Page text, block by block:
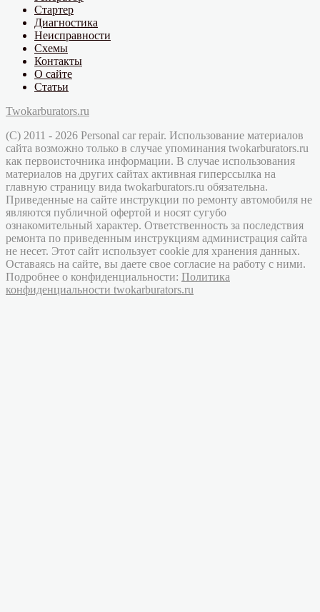
Стартер
Диагностика
Неисправности
Схемы
Контакты
О сайте
Статьи
Twokarburators.ru
(C) 2011 - 2026 Personal car repair. Использование материалов
сайта возможно только в случае упоминания twokarburators.ru
как первоисточника информации. В случае использования
материалов на других сайтах активная гиперссылка на
главную страницу вида twokarburators.ru обязательна.
Приведенные на сайте инструкции по ремонту автомобиля не
являются публичной офертой и носят сугубо
ознакомительный характер. Ответственность за последствия
ремонта по приведенным инструкциям администрация сайта
не несет. Этот сайт использует cookie для хранения данных.
Оставаясь на сайте, вы даете свое согласие на работу с ними.
Подробнее о конфиденциальности: Политика
конфиденциальности twokarburators.ru